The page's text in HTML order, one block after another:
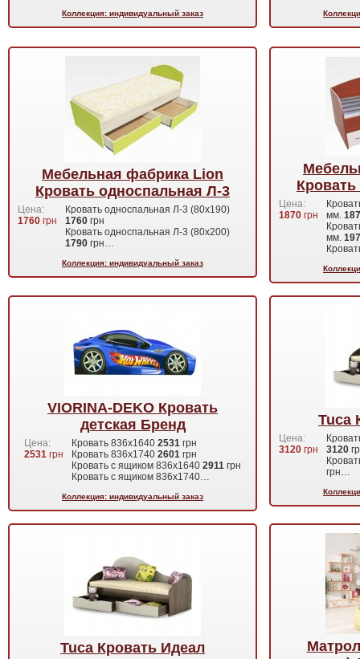
Коллекция: индивидуальный заказ
Мебельная фабрика Lion
Кровать односпальная Л-3
Цена:
1760 грн
Кровать односпальная Л-3 (80х190)
1760 грн
Кровать односпальная Л-3 (80х200)
1790 грн…
Коллекция: индивидуальный заказ
Цена:
1870 грн
мм.
мм.
VIORINA-DEKO Кровать
детская Бренд
Цена:
2531 грн
Кровать 836х1640 2531 грн
Кровать 836х1740 2601 грн
Кровать с ящиком 836х1640 2911 грн
Кровать с ящиком 836х1740…
Коллекция: индивидуальный заказ
Tuca
Цена:
3120 грн
3120
грн…
Tuca Кровать Идеал